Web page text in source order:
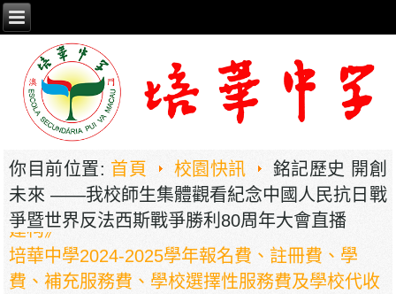
你目前位置: 首頁 校園快訊
銘記歷史 開創
未來 ——我校師生集體觀看紀念中國人民抗日戰
爭暨世界反法西斯戰爭勝利80周年大會直播
相融，技教生香——澳门三融六通九评教育模式
建构》
培華中學2024-2025學年報名費、註冊費、學
費、補充服務費、學校選擇性服務費及學校代收
項目